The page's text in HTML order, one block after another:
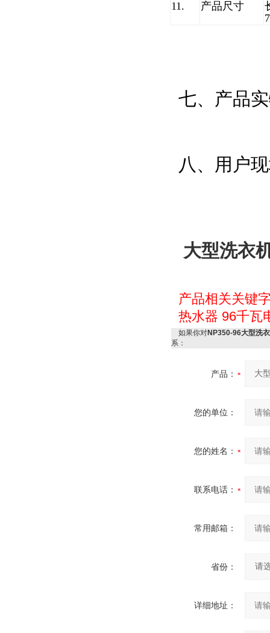
11.
产品尺寸
七、产品
八、用户
大型洗衣
产品相关关键
热水器 96千瓦
如果你对NP350-96大型洗
系：
产品：
您的单位：
您的姓名：
联系电话：
常用邮箱：
省份：
详细地址：